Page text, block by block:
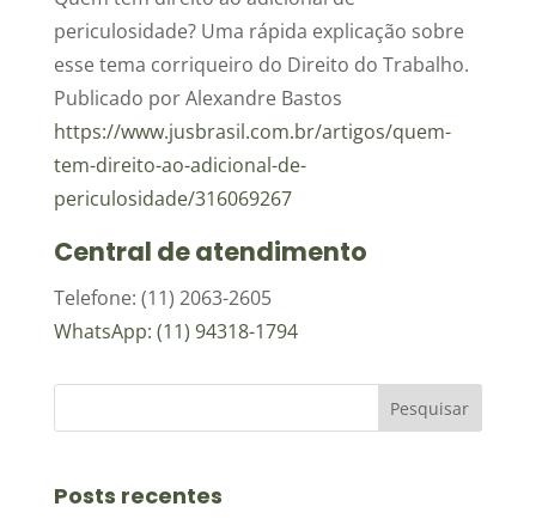
periculosidade? Uma rápida explicação sobre
esse tema corriqueiro do Direito do Trabalho.
Publicado por Alexandre Bastos
https://www.jusbrasil.com.br/artigos/quem-
tem-direito-ao-adicional-de-
periculosidade/316069267
Central de atendimento
Telefone: (11) 2063-2605
WhatsApp: (11) 94318-1794
Posts recentes